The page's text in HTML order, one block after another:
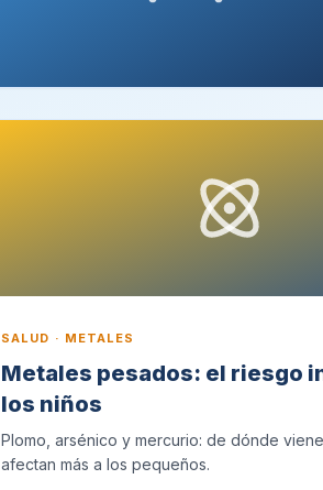
SALUD · METALES
Metales pesados: el riesgo
los niños
Plomo, arsénico y mercurio: de dónde
afectan más a los pequeños.